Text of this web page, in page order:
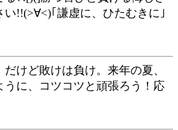
い!!(>∀<)｢謙虚に、ひたむきに｣
けど敗けは負け。来年の夏、
うに、コツコツと頑張ろう！応